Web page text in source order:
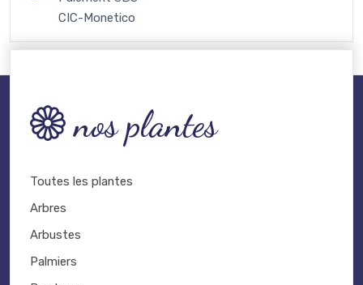
CIC-Monetico
nos plantes
Toutes les plantes
Arbres
Arbustes
Palmiers